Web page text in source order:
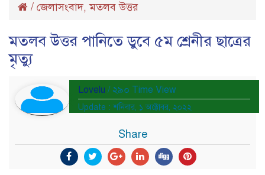
/ জেলাসংবাদ,মতলব উত্তর
মতলব উত্তর পানিতে ডুবে ৫ম শ্রেনীর ছাত্রের
মৃত্যু
Lovelu / ২৯০ Time View
Update : শনিবার, ১ অক্টোবর, ২০২২
Share